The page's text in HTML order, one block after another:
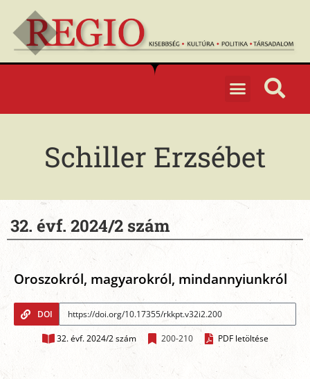
Schiller Erzsébet
32. évf. 2024/2 szám
Oroszokról, magyarokról, mindannyiunkról
DOI
32. évf. 2024/2 szám 200-210 PDF letöltése